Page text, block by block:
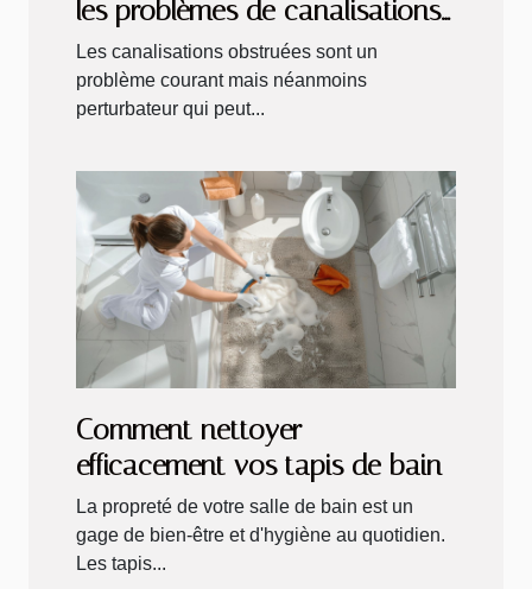
les problèmes de canalisations
obstruées
Les canalisations obstruées sont un
problème courant mais néanmoins
perturbateur qui peut...
Comment nettoyer
efficacement vos tapis de bain
La propreté de votre salle de bain est un
gage de bien-être et d'hygiène au quotidien.
Les tapis...